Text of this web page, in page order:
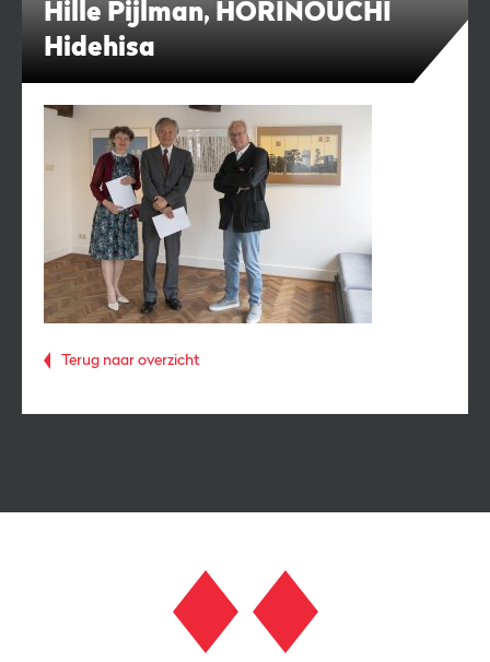
Hille Pijlman, HORINOUCHI
Hidehisa
Terug naar overzicht